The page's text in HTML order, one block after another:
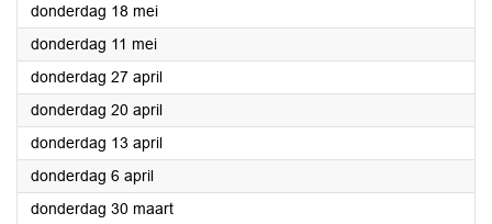
donderdag 18 mei2023
donderdag 11 mei2023
donderdag 27 april2023
donderdag 20 april2023
donderdag 13 april2023
donderdag 6 april2023
donderdag 30 maart2023